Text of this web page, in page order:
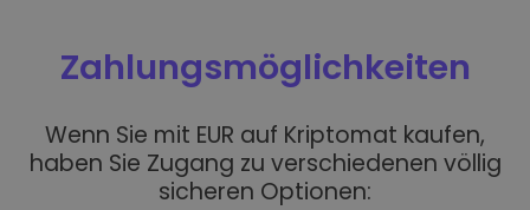
Zahlungsmöglichkeiten
Wenn Sie mit EUR auf Kriptomat kaufen,
haben Sie Zugang zu verschiedenen völlig
sicheren Optionen: